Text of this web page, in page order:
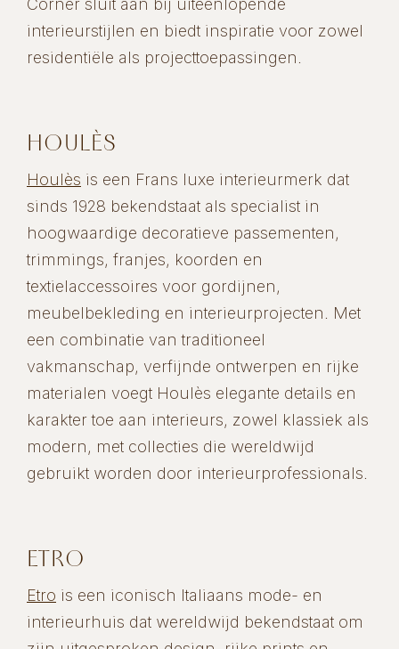
Corner sluit aan bij uiteenlopende
interieurstijlen en biedt inspiratie voor zowel
residentiële als projecttoepassingen.
HOULÈS
Houlès is een Frans luxe interieurmerk dat
sinds 1928 bekendstaat als specialist in
hoogwaardige decoratieve passementen,
trimmings, franjes, koorden en
textielaccessoires voor gordijnen,
meubelbekleding en interieurprojecten. Met
een combinatie van traditioneel
vakmanschap, verfijnde ontwerpen en rijke
materialen voegt Houlès elegante details en
karakter toe aan interieurs, zowel klassiek als
modern, met collecties die wereldwijd
gebruikt worden door interieurprofessionals.
ETRO
Etro is een iconisch Italiaans mode- en
interieurhuis dat wereldwijd bekendstaat om